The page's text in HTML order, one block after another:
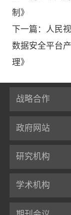
制》
下一篇：人民
数据安全平台
理》
战略合作
政府网站
研究机构
学术机构